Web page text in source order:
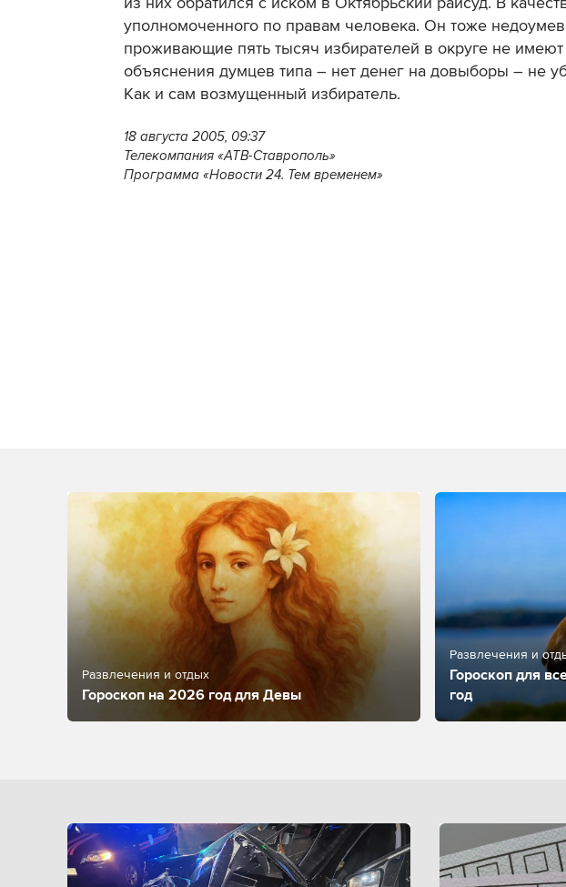
уполномоченного по правам человека. Он тоже
проживающие пять тысяч избирателей в округе не имеют
объяснения думцев типа – нет денег на довыборы – не
Как и сам возмущенный избиратель.
18 августа 2005, 09:37
Телекомпания «АТВ-Ставрополь»
Программа «Новости 24. Тем временем»
Развлечения и отдых
Гороскоп на 2026 год для Девы
Развлечения и
Гороскоп для
год